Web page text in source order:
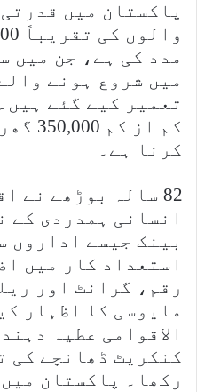
پاکستان میں
میں شروع ہونے
تعمیر کیے گئے
کم
کرنا ہے۔
82 سالہ بوڑھے نے
انسانی ہمدردی کے
بینک جیسے اداروں
استعداد کار میں
رقم، گرانٹ اور
مایوسی کا اظہار
الاقوامی عطیہ
کنکریٹ ڈھانچے کی
رکھا۔ پاکستان